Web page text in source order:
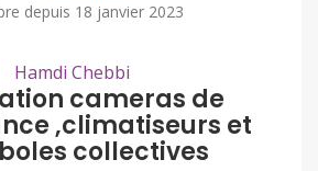
depuis 18 janvier 2023
Hamdi Chebbi
cameras de
,climatiseurs et
collectives